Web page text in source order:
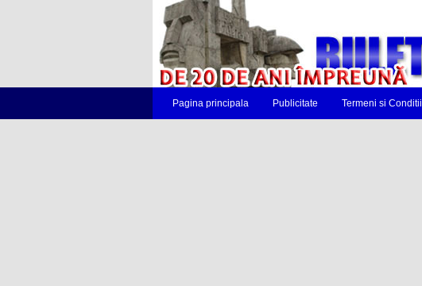
Pagina principala Publicitate Termeni si Conditii